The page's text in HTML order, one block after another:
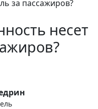
за пассажиров?
несет